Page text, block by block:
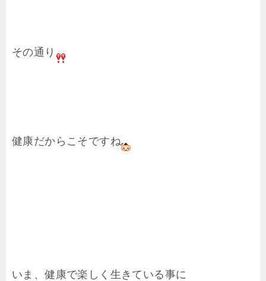
その通り
健康だからこそですね
いま、健康で楽しく生きている事に